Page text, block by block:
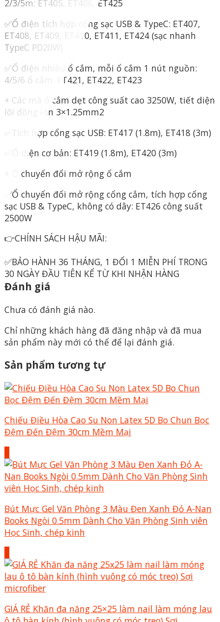
2/3/5m: ET405, ET406, ET425
✅Ổ điện tích hợp cổng sạc USB & TypeC: ET407,
ET408, ET409, ET410, ET411, ET424 (sạc nhanh
TypeC PD20W)
✅Ổ điện nhiều ổ cắm, mỗi ổ cắm 1 nút nguồn:
4/5/6 ổ cắm: ET421, ET422, ET423
+ Các mã ổ cắm dẹt công suất cao 3250W, tiết diện
lõi đồng lớn 3×1.25mm2
✅Tích hợp cổng sạc USB: ET417 (1.8m), ET418 (3m)
✅Ổ điện cơ bản: ET419 (1.8m), ET420 (3m)
+ Ổ chuyển đổi mở rộng ổ cắm
✅Ổ chuyển đổi mở rộng cổng cắm, tích hợp cổng
sạc USB & TypeC, không có dây: ET426 công suất
2500W
👉CHÍNH SÁCH HẬU MÃI:
✅BẢO HÀNH 36 THÁNG, 1 ĐỔI 1 MIỄN PHÍ TRONG
30 NGÀY ĐẦU TIÊN KỂ TỪ KHI NHẬN HÀNG
Đánh giá
Chưa có đánh giá nào.
Chỉ những khách hàng đã đăng nhập và đã mua
sản phẩm này mới có thể để lại đánh giá.
Sản phẩm tương tự
Chiếu Điều Hòa Cao Su Non Latex 5D Bo Chun Bọc
Đệm Đến Đệm 30cm Mềm Mại
Bút Mực Gel Văn Phòng 3 Màu Đen Xanh Đỏ A-Nan
Books Ngòi 0.5mm Dành Cho Văn Phòng Sinh viên
Học Sinh, chép kinh
GIÁ RẺ Khăn đa năng 25×25 làm nail làm móng lau